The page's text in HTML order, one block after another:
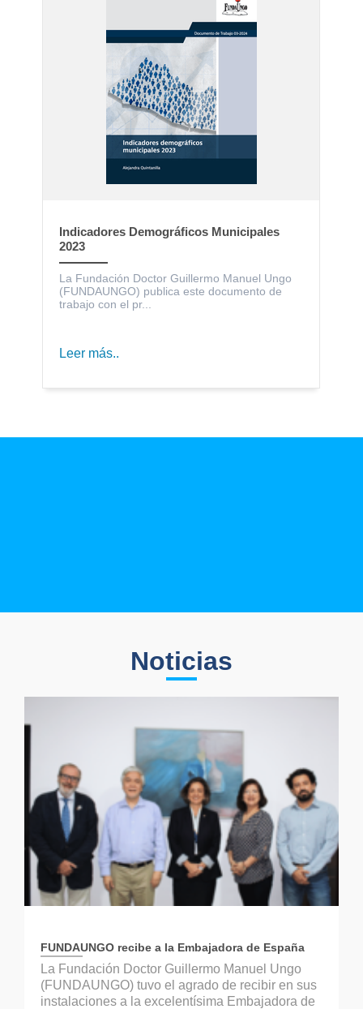
Indicadores Demográficos Municipales
2023
La Fundación Doctor Guillermo Manuel Ungo
(FUNDAUNGO) publica este documento de
trabajo con el pr...
Leer más..
Noticias
FUNDAUNGO recibe a la Embajadora de España
La Fundación Doctor Guillermo Manuel Ungo
(FUNDAUNGO) tuvo el agrado de recibir en sus
instalaciones a la excelentísima Embajadora de